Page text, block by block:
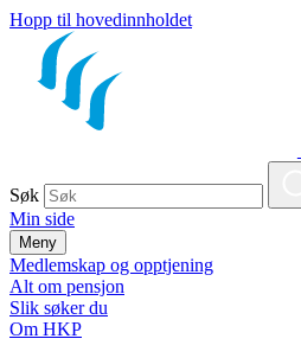
Hopp til hovedinnholdet
Søk
Min side
Meny
Medlemskap og opptjening
Alt om pensjon
Slik søker du
Om HKP